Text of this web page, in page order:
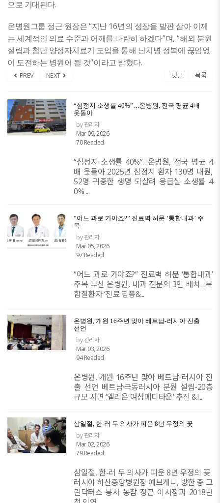
으로 기대된다.
온병원그룹 정근 원장은 “지난 16년의 성장을 발판 삼아 이제
는 세계적인 의료 수준과 어깨를 나란히 하겠다”며, “해외 분원
설립과 첨단 양성자치료기 도입을 통해 난치병 정복에 끊임없
이 도전하는 병원이 될 것”이라고 밝혔다.
PREV NEXT 댓글 목록
“심정지 소생률 40%”…온병원, 전국 평균 4배
웃돌아
by 관리자
Mar 09, 2026
70 Readed
“심정지 소생률 40%”…온병원, 전국 평균 4
배 웃돌아 2025년 심정지 환자 130명 내원,
52명 귀중한 생명 되살려 응급실 소생률 4
0% ...
“어느 과로 가야죠?” 진료벽 허문 ‘통합내과’ 주
목
by 관리자
Mar 05, 2026
97 Readed
“어느 과로 가야죠?” 진료벽 허문 ‘통합내과’
주목 부산 온병원, 내과 전문의 3인 배치…복
합질환자 ‘진료 핑퐁&...
온병원, 개원 16주년 맞아 베트남-러시아 진출
선언
by 관리자
Mar 03, 2026
94 Readed
온병원, 개원 16주년 맞아 베트남-러시아 진
출 선언 ​베트남·극동러시아 분원 설립-20층
규모 서면 ‘엘리온 여성메디타운’ 추진 &l...
삼일절, 한-러 두 의사가 피운 8년 우정의 꽃
by 관리자
Mar 02, 2026
79 Readed
삼일절, 한-러 두 의사가 피운 8년 우정의 꽃 ​
러시아 하산중앙병원장 예브게니, 방한 중 그
린닥터스 봉사 동참 정근 이사장과 2018년